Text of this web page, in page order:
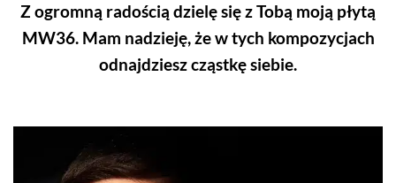
Z ogromną radością dzielę się z Tobą moją płytą
MW36. Mam nadzieję, że w tych kompozycjach
odnajdziesz cząstkę siebie.